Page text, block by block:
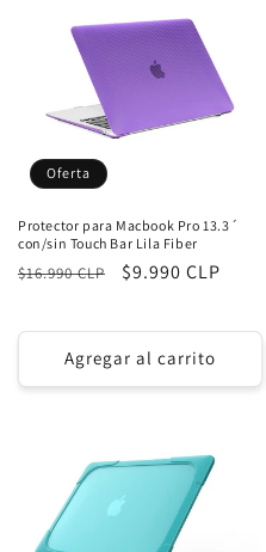
Oferta
Protector para Macbook Pro 13.3´
con/sin Touch Bar Lila Fiber
Precio
$16.990 CLP
Precio
oferta
$9.990 CLP
Agregar al carrito